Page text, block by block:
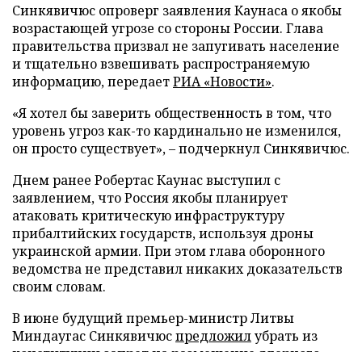
Синкявичюс опроверг заявления Каунаса о якобы
возрастающей угрозе со стороны России. Глава
правительства призвал не запугивать население
и тщательно взвешивать распространяемую
информацию, передаетРИА «Новости».
«Я хотел бы заверить общественность в том, что
уровень угроз как-то кардинально не изменился,
он просто существует», – подчеркнул Синкявичюс.
Днем ранее Робертас Каунас выступил с
заявлением, что Россия якобы планирует
атаковать критическую инфраструктуру
прибалтийских государств, используя дроны
украинской армии. При этом глава оборонного
ведомства не представил никаких доказательств
своим словам.
В июне будущий премьер-министр Литвы
Миндаугас Синкявичюспредложилубрать из